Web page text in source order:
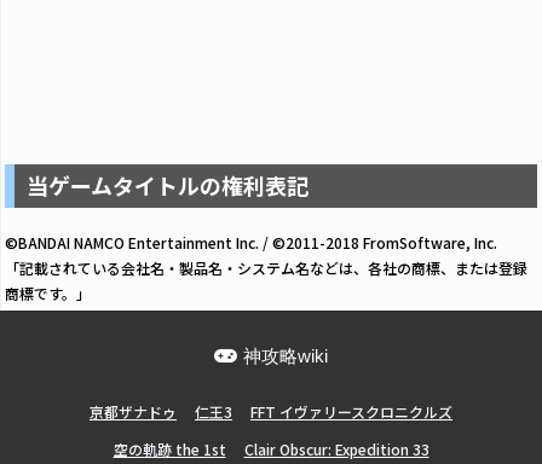
当ゲームタイトルの権利表記
©BANDAI NAMCO Entertainment Inc. / ©2011-2018 FromSoftware, Inc.
「記載されている会社名・製品名・システム名などは、各社の商標、または登録
商標です。」
神攻略wiki
亰都ザナドゥ 仁王3
FFT イヴァリースクロニクルズ
空の軌跡 the 1st
Clair Obscur: Expedition 33